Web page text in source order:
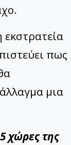
εκστρατεία
πως
μια
χώρες της